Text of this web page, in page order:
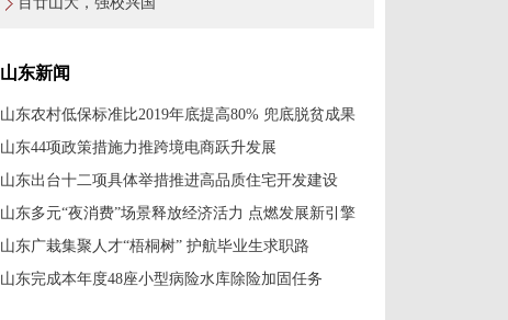
山东新闻
山东农村低保标准比2019年底提高80% 兜底脱贫成果
山东44项政策措施力推跨境电商跃升发展
山东出台十二项具体举措推进高品质住宅开发建设
山东多元“夜消费”场景释放经济活力 点燃发展新引擎
山东广栽集聚人才“梧桐树” 护航毕业生求职路
山东完成本年度48座小型病险水库除险加固任务